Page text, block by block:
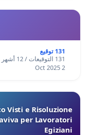
131 توقيع
131 التوقيعات / 12 أشهر
2 Oct 2025
Visti e Risoluzione
per Lavoratori
Egiziani